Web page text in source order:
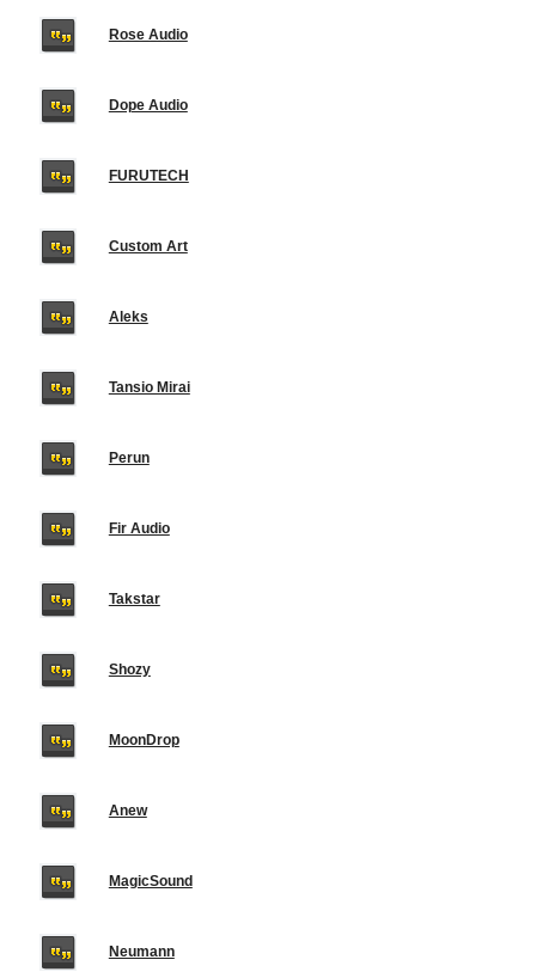
Rose Audio
Dope Audio
FURUTECH
Custom Art
Aleks
Tansio Mirai
Perun
Fir Audio
Takstar
Shozy
MoonDrop
Anew
MagicSound
Neumann